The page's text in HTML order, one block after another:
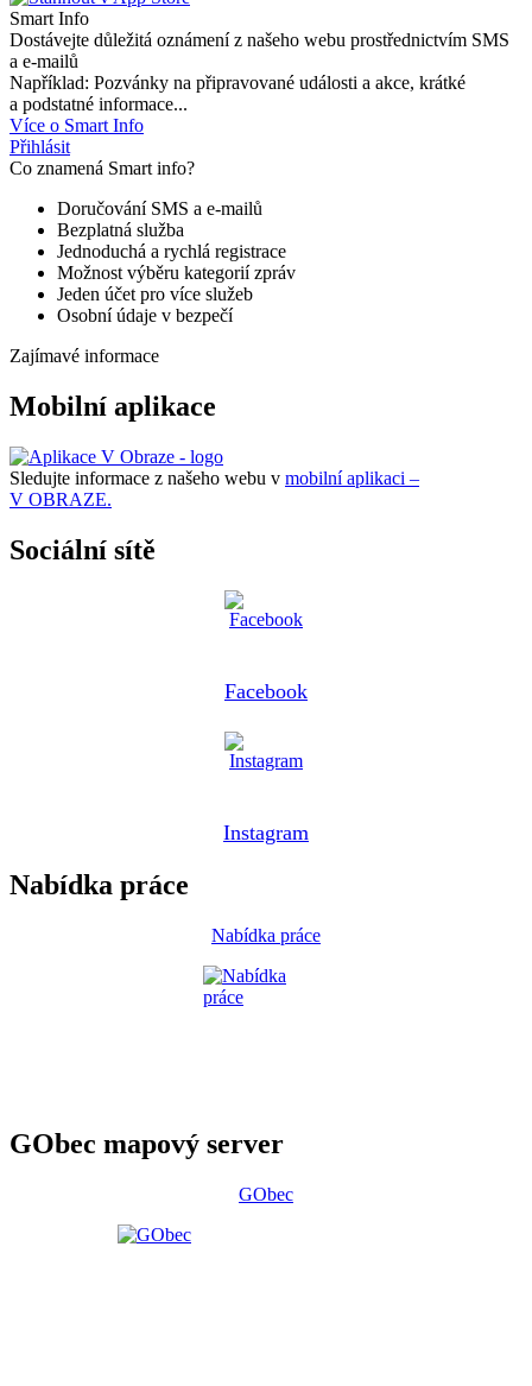
Smart Info
Dostávejte důležitá oznámení z našeho webu prostřednictvím SMS
a e-mailů
Například: Pozvánky na připravované události a akce, krátké
a podstatné informace...
Více o Smart Info
Přihlásit
Co znamená Smart info?
Doručování SMS a e-mailů
Bezplatná služba
Jednoduchá a rychlá registrace
Možnost výběru kategorií zpráv
Jeden účet pro více služeb
Osobní údaje v bezpečí
Zajímavé informace
Mobilní aplikace
Sledujte informace z našeho webu v mobilní aplikaci –
V OBRAZE.
Sociální sítě
Facebook
Instagram
Nabídka práce
Nabídka práce
GObec mapový server
GObec